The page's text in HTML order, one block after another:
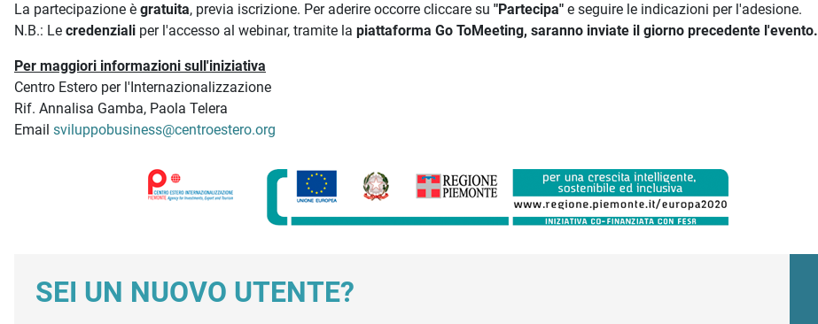
La partecipazione è gratuita, previa iscrizione. Per aderire occorre cliccare su "Partecipa" e seguire le indicazioni per l'adesione.
N.B.: Le credenziali per l'accesso al webinar, tramite la piattaforma Go ToMeeting, saranno inviate il giorno precedente l'evento.
Per maggiori informazioni sull'iniziativa
Centro Estero per l'Internazionalizzazione
Rif. Annalisa Gamba, Paola Telera
Email sviluppobusiness@centroestero.org
SEI UN NUOVO UTENTE?